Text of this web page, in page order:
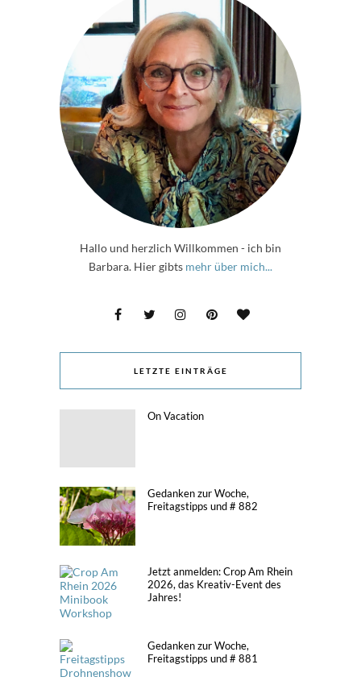
Hallo und herzlich Willkommen - ich bin
Barbara. Hier gibts mehr über mich...
LETZTE EINTRÄGE
On Vacation
Gedanken zur Woche,
Freitagstipps und # 882
Jetzt anmelden: Crop Am Rhein
2026, das Kreativ-Event des
Jahres!
Gedanken zur Woche,
Freitagstipps und # 881